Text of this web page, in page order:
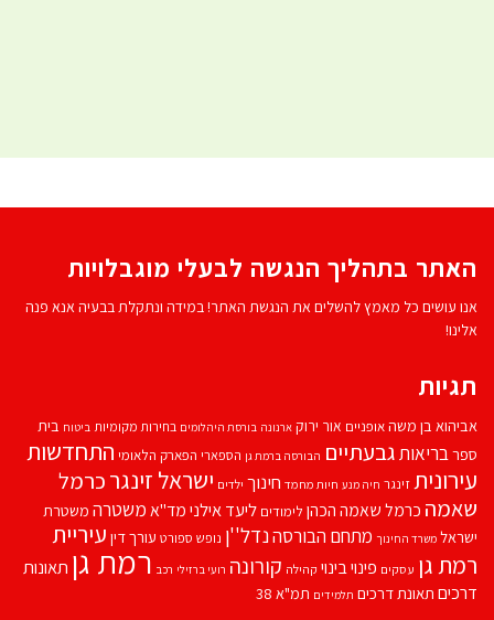
האתר בתהליך הנגשה לבעלי מוגבלויות
אנו עושים כל מאמץ להשלים את הנגשת האתר! במידה ונתקלת בבעיה אנא פנה
אלינו!
תגיות
אביהוא בן משהאופניים אור ירוק ארנונה בורסת היהלומים בחירות מקומיות ביטוח בית
ספרבריאותגבעתיים הבורסה ברמת גן הספארי הפארק הלאומי התחדשות
עירוניתזינגר חיה מנע חיות מחמד חינוך ילדים ישראל זינגרכרמל
שאמה כרמל שאמה הכהן לימודים ליעד אילנימד''אמשטרה משטרת
ישראל משרד החינוך מתחם הבורסהנדל''ן נופש ספורט עורך דין עיריית
רמת גן עסקים פינוי בינוי קהילה קורונה רועי ברזילי רכב רמת גן תאונות
דרכים תאונת דרכים תלמידים תמ"א 38